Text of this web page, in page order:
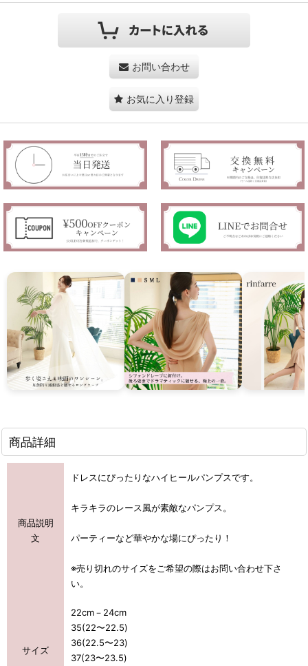
お問い合わせ
お気に入り登録
商品詳細
商品説明
文
ドレスにぴったりなハイヒールパンプスです。
キラキラのレース風が素敵なパンプス。
パーティーなど華やかな場にぴったり！
※売り切れのサイズをご希望の際はお問い合わせ下さ
い。
サイズ
22cm－24cm
35(22〜22.5)
36(22.5〜23)
37(23〜23.5)